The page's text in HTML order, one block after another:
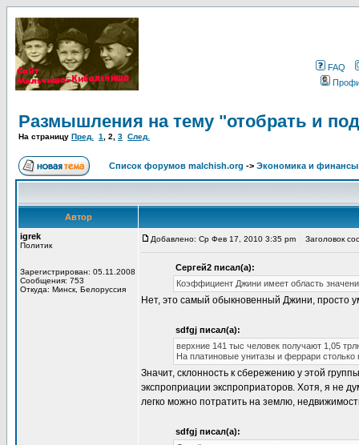
FAQ
Размышления на тему "отобрать и
На страницу Пред. 1 2 3 След.
Список форумов malchish.org -> Экономика и финансы
Автор
igrek
Политик
Зарегистрирован: 05.11.2008
Сообщения: 753
Откуда: Минск, Белоруссия
Добавлено: Ср Фев 17, 2010 3:35 pm Заголовок
Сергей2 писал(а):
Коэффициент Джини имеет область
Нет, это самый обыкновенный Джини, просто
sdfgj писал(а):
верхние 141 тыс человек получают 1,05
На платиновые унитазы и феррари столько
Значит, склонность к сбережению у этой
экспроприации экспроприаторов. Хотя, я не
легко можно потратить на землю,
sdfgj писал(а):